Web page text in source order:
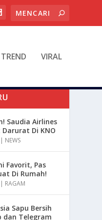
TREND VIRAL
Saudia Airlines
Di KNO
| NEWS
Favorit, Pas
Di Rumah!
| RAGAM
Sapu Bersih
dan Telegram